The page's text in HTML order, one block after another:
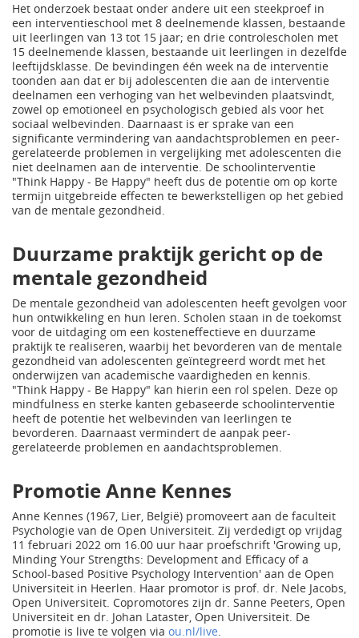
Het onderzoek bestaat onder andere uit een steekproef in
een interventieschool met 8 deelnemende klassen, bestaande
uit leerlingen van 13 tot 15 jaar; en drie controlescholen met
15 deelnemende klassen, bestaande uit leerlingen in dezelfde
leeftijdsklasse. De bevindingen één week na de interventie
toonden aan dat er bij adolescenten die aan de interventie
deelnamen een verhoging van het welbevinden plaatsvindt,
zowel op emotioneel en psychologisch gebied als voor het
sociaal welbevinden. Daarnaast is er sprake van een
significante vermindering van aandachtsproblemen en peer-
gerelateerde problemen in vergelijking met adolescenten die
niet deelnamen aan de interventie. De schoolinterventie
"Think Happy - Be Happy" heeft dus de potentie om op korte
termijn uitgebreide effecten te bewerkstelligen op het gebied
van de mentale gezondheid.
Duurzame praktijk gericht op de
mentale gezondheid
De mentale gezondheid van adolescenten heeft gevolgen voor
hun ontwikkeling en hun leren. Scholen staan in de toekomst
voor de uitdaging om een kosteneffectieve en duurzame
praktijk te realiseren, waarbij het bevorderen van de mentale
gezondheid van adolescenten geïntegreerd wordt met het
onderwijzen van academische vaardigheden en kennis.
"Think Happy - Be Happy" kan hierin een rol spelen. Deze op
mindfulness en sterke kanten gebaseerde schoolinterventie
heeft de potentie het welbevinden van leerlingen te
bevorderen. Daarnaast vermindert de aanpak peer-
gerelateerde problemen en aandachtsproblemen.
Promotie Anne Kennes
Anne Kennes (1967, Lier, België) promoveert aan de faculteit
Psychologie van de Open Universiteit. Zij verdedigt op vrijdag
11 februari 2022 om 16.00 uur haar proefschrift 'Growing up,
Minding Your Strengths: Development and Efficacy of a
School-based Positive Psychology Intervention' aan de Open
Universiteit in Heerlen. Haar promotor is prof. dr. Nele Jacobs,
Open Universiteit. Copromotores zijn dr. Sanne Peeters, Open
Universiteit en dr. Johan Lataster, Open Universiteit. De
promotie is live te volgen via ou.nl/live.